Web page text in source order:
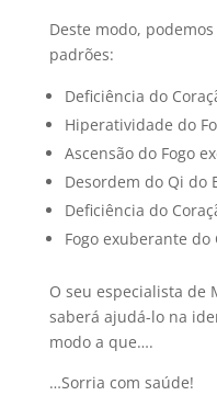
Deste modo,
padrões:
Deficiência do
Hiperatividade do
Ascensão do Fogo
Desordem do Qi do
Deficiência do
Fogo exuberante do
O seu especialista de
saberá ajudá-lo na
modo a que….
…Sorria com saúde!